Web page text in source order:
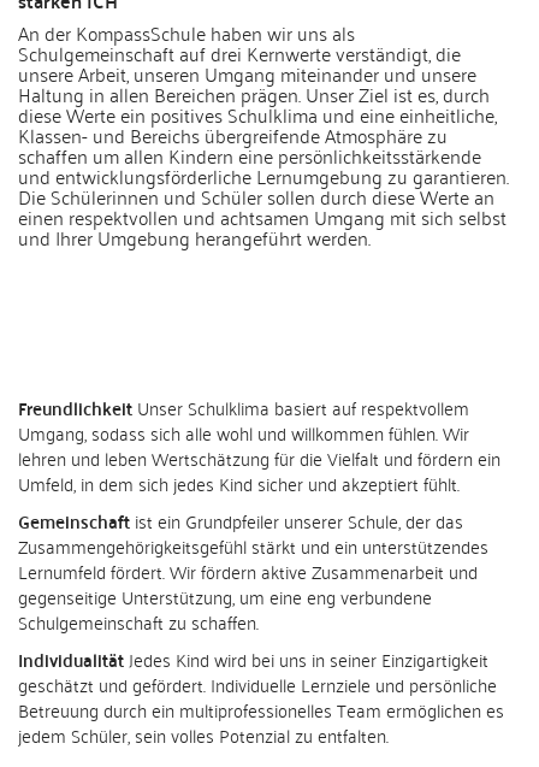
An der KompassSchule haben wir uns als
Schulgemeinschaft auf drei Kernwerte verständigt, die
unsere Arbeit, unseren Umgang miteinander und unsere
Haltung in allen Bereichen prägen. Unser Ziel ist es, durch
diese Werte ein positives Schulklima und eine einheitliche,
Klassen- und Bereichs übergreifende Atmosphäre zu
schaffen um allen Kindern eine persönlichkeitsstärkende
und entwicklungsförderliche Lernumgebung zu garantieren.
Die Schülerinnen und Schüler sollen durch diese Werte an
einen respektvollen und achtsamen Umgang mit sich selbst
und Ihrer Umgebung herangeführt werden.
FreundlichkeitUnser Schulklima basiert auf respektvollem
Umgang, sodass sich alle wohl und willkommen fühlen. Wir
lehren und leben Wertschätzung für die Vielfalt und fördern ein
Umfeld, in dem sich jedes Kind sicher und akzeptiert fühlt.
Gemeinschaftist ein Grundpfeiler unserer Schule, der das
Zusammengehörigkeitsgefühl stärkt und ein unterstützendes
Lernumfeld fördert. Wir fördern aktive Zusammenarbeit und
gegenseitige Unterstützung, um eine eng verbundene
Schulgemeinschaft zu schaffen.
IndividualitätJedes Kind wird bei uns in seiner Einzigartigkeit
geschätzt und gefördert. Individuelle Lernziele und persönliche
Betreuung durch ein multiprofessionelles Team ermöglichen es
jedem Schüler, sein volles Potenzial zu entfalten.